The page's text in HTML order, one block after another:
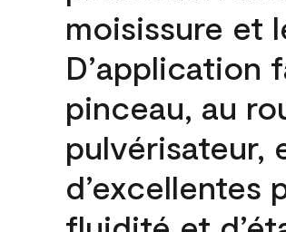
moisissure et
D’application
pinceau, au
pulvérisateur,
d’excellentes